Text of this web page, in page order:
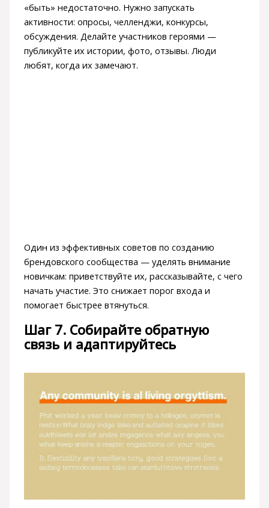
«быть» недостаточно. Нужно запускать
активности: опросы, челленджи, конкурсы,
обсуждения. Делайте участников героями —
публикуйте их истории, фото, отзывы. Люди
любят, когда их замечают.
Один из эффективных советов по созданию
брендовского сообщества — уделять внимание
новичкам: приветствуйте их, рассказывайте, с чего
начать участие. Это снижает порог входа и
помогает быстрее втянуться.
Шаг 7. Собирайте обратную
связь и адаптируйтесь